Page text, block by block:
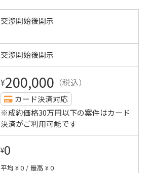
交渉開始後開示
交渉開始後開示
¥200,000 （税込）
カード決済対応
※成約価格30万円以下の案件はカード
決済がご利用可能です
¥0
平均 ¥ 0 / 最高 ¥ 0